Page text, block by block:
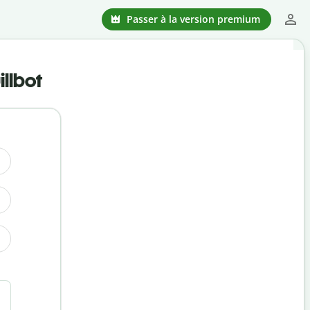
Passer à la version premium